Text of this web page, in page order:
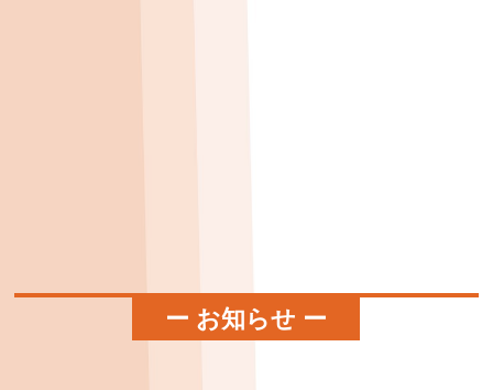
ー お知らせ ー